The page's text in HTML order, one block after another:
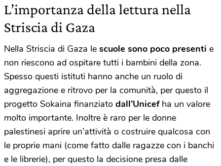
L’importanza della lettura nella
Striscia di Gaza
Nella Striscia di Gaza le scuole sono poco presenti e
non riescono ad ospitare tutti i bambini della zona.
Spesso questi istituti hanno anche un ruolo di
aggregazione e ritrovo per la comunità, per questo il
progetto Sokaina finanziato dall’Unicefha un valore
molto importante. Inoltre è raro per le donne
palestinesi aprire un’attività o costruire qualcosa con
le proprie mani (come fatto dalle ragazze con i banchi
e le librerie), per questo la decisione presa dalle